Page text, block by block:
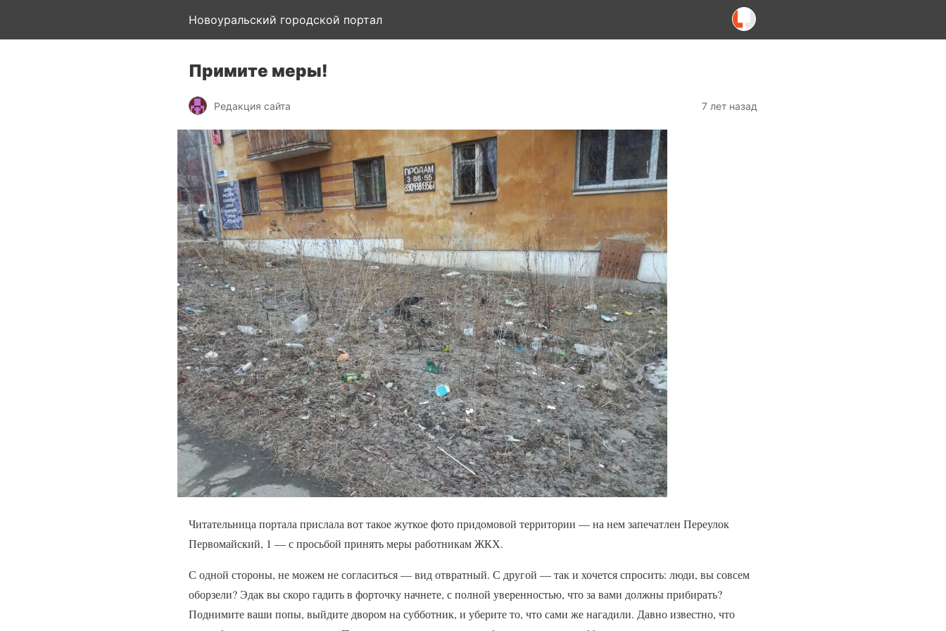
Новоуральский городской портал
Примите меры!
Редакция сайта 7 лет назад
Читательница портала прислала вот такое жуткое фото придомовой территории — на нем запечатлен Переулок
Первомайский, 1 — с просьбой принять меры работникам ЖКХ.
С одной стороны, не можем не согласиться — вид отвратный. С другой — так и хочется спросить: люди, вы совсем
оборзели? Эдак вы скоро гадить в форточку начнете, с полной уверенностью, что за вами должны прибирать?
Поднимите ваши попы, выйдите двором на субботник, и уберите то, что сами же нагадили. Давно известно, что